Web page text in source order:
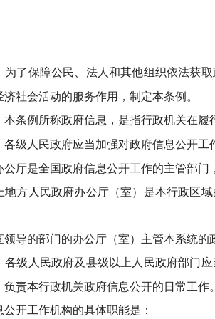
为了保障公民、法人和其他组织依法获
社会活动的服务作用，制定本条例。
本条例所称政府信息，是指行政机关在
级人民政府应当加强对政府信息公开工
公厅是全国政府信息公开工作的主管部
地方人民政府办公厅（室）是本行政区
领导的部门的办公厅（室）主管本系统的
各级人民政府及县级以上人民政府部门
负责本行政机关政府信息公开的日常工作
公开工作机构的具体职能是：